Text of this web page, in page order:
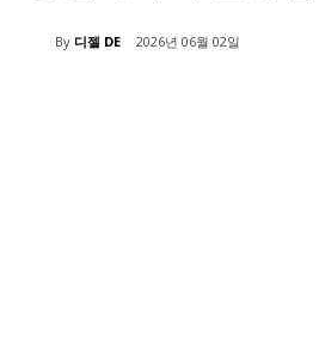
By 디젤 DE 2026년 06월 02일